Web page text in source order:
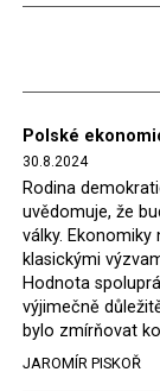
tomuto
2022, než byl
Polska s
důl Turów
Polsko
asi 70 milionů
zaplatilo jako
tak elektrárna
tehdejší
místopředseda
Polské
30.8.2024
Rodina
uvědomuje, že
války.
klasickými
Hodnota
výjimečně
bylo zmírňovat
JAROMÍR PISKOŘ